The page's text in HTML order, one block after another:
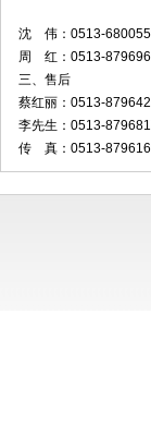
沈 伟：0513-
周 红：0513-
三、售后
蔡红丽：0513-
李先生：0513-
传 真：0513-